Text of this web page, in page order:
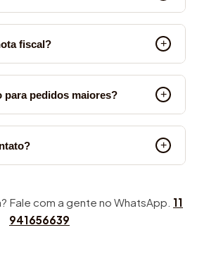
fiscal?
para pedidos maiores?
Fale com a gente no WhatsApp. 11
941656639